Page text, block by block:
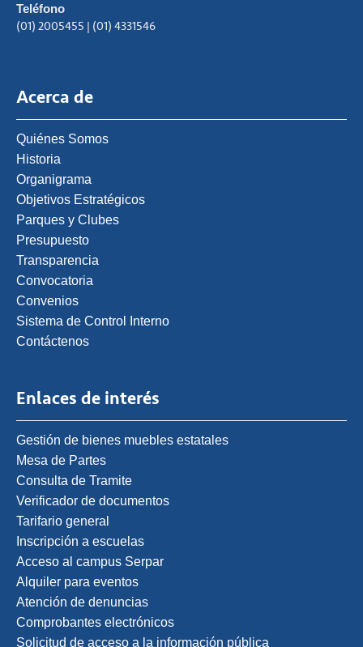
Teléfono
(01) 2005455 | (01) 4331546
Acerca de
Quiénes Somos
Historia
Organigrama
Objetivos Estratégicos
Parques y Clubes
Presupuesto
Transparencia
Convocatoria
Convenios
Sistema de Control Interno
Contáctenos
Enlaces de interés
Gestión de bienes muebles estatales
Mesa de Partes
Consulta de Tramite
Verificador de documentos
Tarifario general
Inscripción a escuelas
Acceso al campus Serpar
Alquiler para eventos
Atención de denuncias
Comprobantes electrónicos
Solicitud de acceso a la información pública